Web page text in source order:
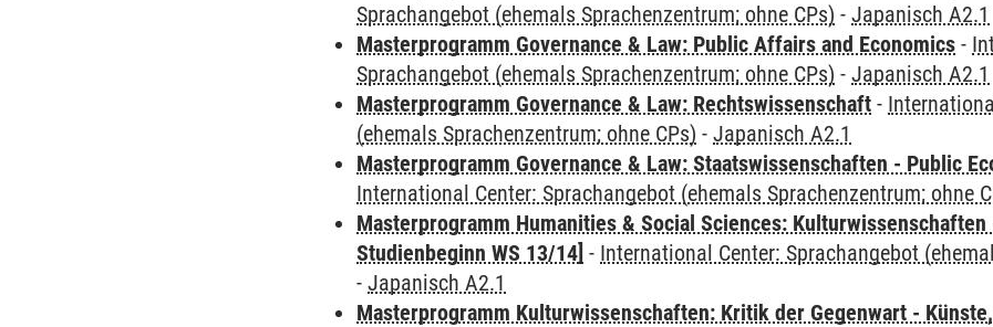
Sprachangebot (ehemals Sprachenzentrum; ohne CPs) -Japanisch A2.1
Masterprogramm Governance & Law: Public Affairs and Economics -
Sprachangebot (ehemals Sprachenzentrum; ohne CPs) -Japanisch A2.1
Masterprogramm Governance & Law: Rechtswissenschaft -
(ehemals Sprachenzentrum; ohne CPs) -Japanisch A2.1
Masterprogramm Governance & Law: Staatswissenschaften - Public
International Center: Sprachangebot (ehemals Sprachenzentrum; ohne
Masterprogramm Humanities & Social Sciences:
Studienbeginn WS 13/14] - International Center: Sprachangebot
-Japanisch A2.1
Masterprogramm Kulturwissenschaften: Kritik der Gegenwart -